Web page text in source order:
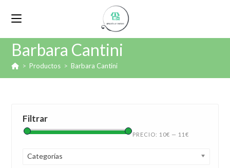
Barbara Cantini
> Productos > Barbara Cantini
Filtrar
PRECIO: 10€ — 11€
Categorías